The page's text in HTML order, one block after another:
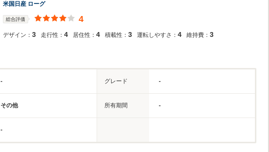
米国日産 ローグ
総合評価 4
デザイン： 3 走行性： 4 居住性： 4 積載性： 3 運転しやすさ： 4 維持費： 3
- グレード -
その他 所有期間 -
-